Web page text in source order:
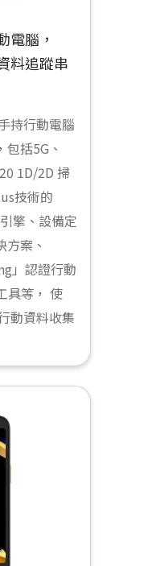
電腦，
料追蹤串
持行動電腦
括5G、
1D/2D 掃
技術的
擎、設備定
案、
」認證行動
具等， 使
動資料收集